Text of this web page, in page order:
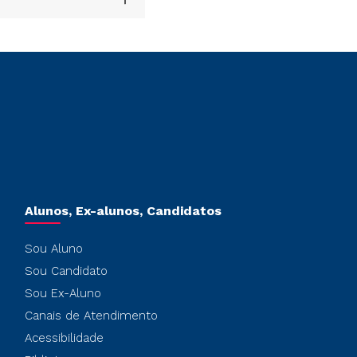
Alunos, Ex-alunos, Candidatos
Sou Aluno
Sou Candidato
Sou Ex-Aluno
Canais de Atendimento
Acessibilidade